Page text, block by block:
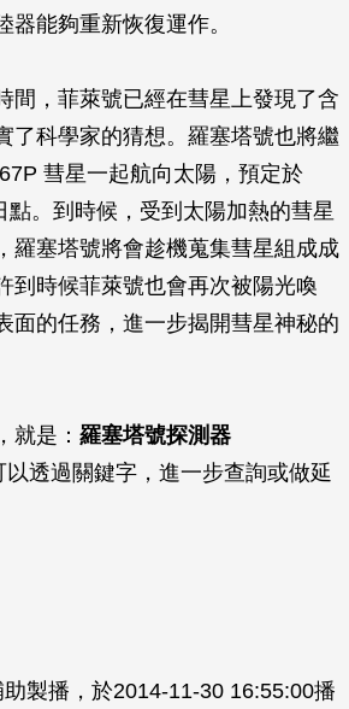
器能夠重新恢復運作。
間，菲萊號已經在彗星上發現了含
了科學家的猜想。羅塞塔號也將繼
彗星一起航向太陽，預定於
點。到時候，受到太陽加熱的彗星
羅塞塔號將會趁機蒐集彗星組成成
到時候菲萊號也會再次被陽光喚
面的任務，進一步揭開彗星神秘的
就是： 羅塞塔號探測器
以透過關鍵字，進一步查詢或做延
製播，於2014-11-30 16:55:00播